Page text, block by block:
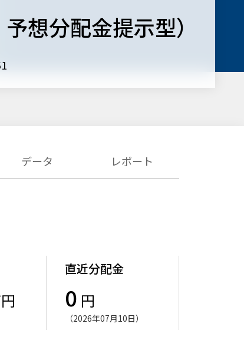
想分配金提示型）
データ レポート
直近分配金
0 円
（2026年07月10日）